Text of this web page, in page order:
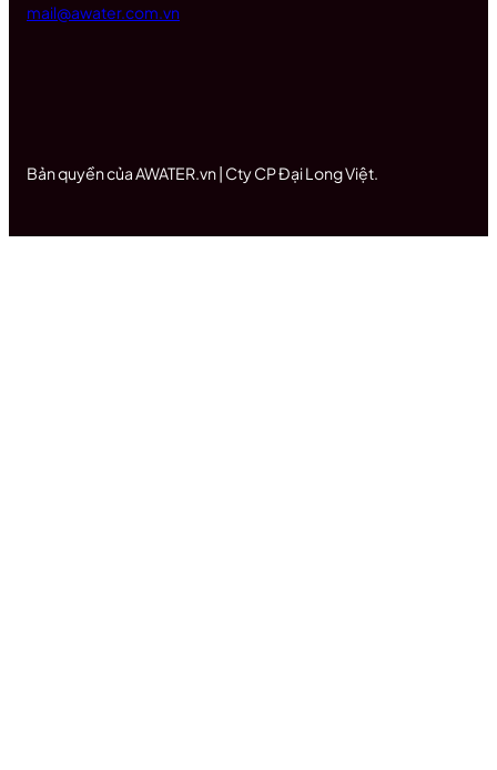
mail@awater.com.vn
Bản quyền của AWATER.vn | Cty CP Đại Long Việt.